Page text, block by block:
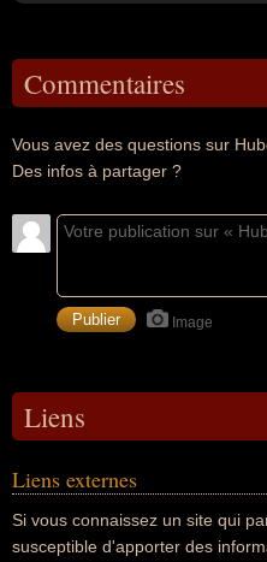
Commentaires
Vous avez des questions sur
Des infos à partager ?
Image
Liens
Liens externes
Si vous connaissez un site qui
susceptible d'apporter des